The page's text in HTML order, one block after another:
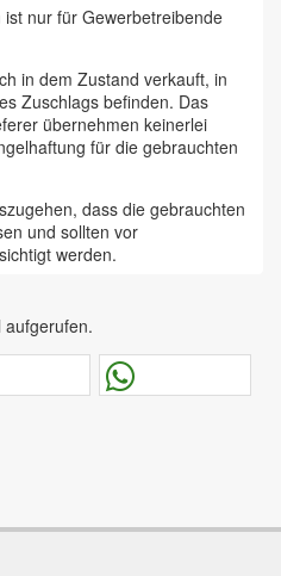
nur für Gewerbetreibende
in dem Zustand verkauft, in
Zuschlags befinden. Das
übernehmen keinerlei
für die gebrauchten
dass die gebrauchten
und sollten vor
werden.
Artikel ungeprüft sind.
Fahrzeugen und Maschinen
bereits einen nicht
haben.
hin, dass Gebote nur
aufgerufen.